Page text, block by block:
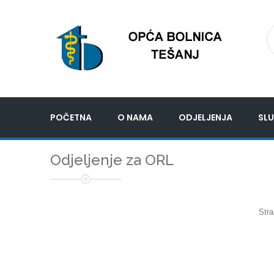
POČETNA O NAMA ODJELJENJA
Odjeljenje za ORL